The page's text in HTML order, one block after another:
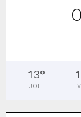
13°
JOI